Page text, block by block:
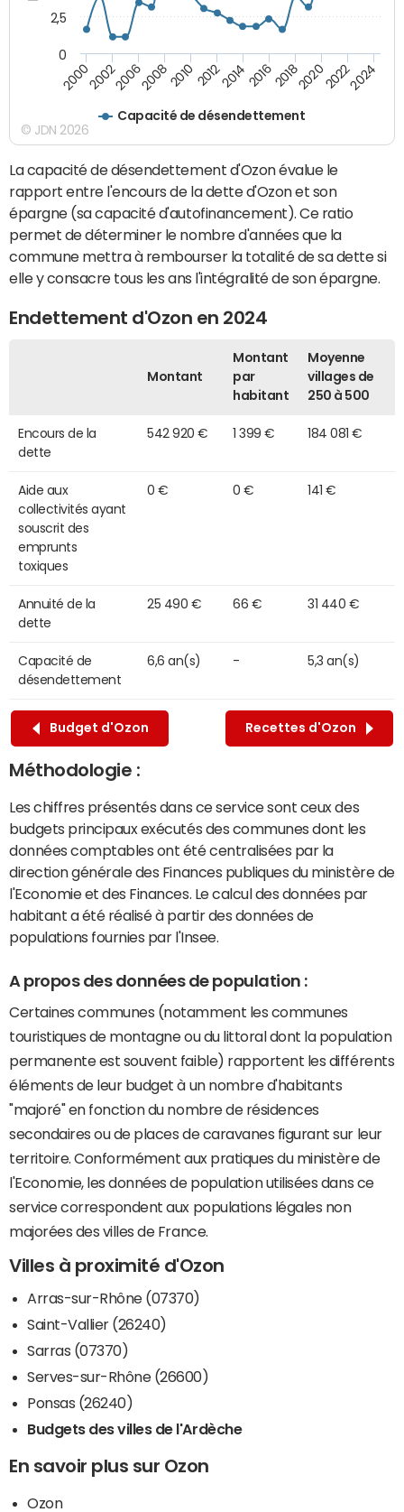
Capacité de désendettement
20002002200620082010 2012201420162018202020222024
0
2,5
© JDN 2026
La capacité de désendettement d'Ozon évalue le
rapport entre l'encours de la dette d'Ozon et son
épargne (sa capacité d'autofinancement). Ce ratio
permet de déterminer le nombre d'années que la
commune mettra à rembourser la totalité de sa dette si
elle y consacre tous les ans l'intégralité de son épargne.
Endettement d'Ozon en 2024
Montant
Montant
par
habitant
Moyenne
villages de
250 à 500
Encours de la
dette
542 920 € 1 399 € 184 081 €
Aide aux
collectivités ayant
souscrit des
emprunts
toxiques
0 € 0 € 141 €
Annuité de la
dette
25 490 € 66 € 31 440 €
Capacité de
désendettement
6,6 an(s) - 5,3 an(s)
Budget d'Ozon Recettes d'Ozon
Méthodologie :
Les chiffres présentés dans ce service sont ceux des
budgets principaux exécutés des communes dont les
données comptables ont été centralisées par la
direction générale des Finances publiques du ministère de
l'Economie et des Finances. Le calcul des données par
habitant a été réalisé à partir des données de
populations fournies par l'Insee.
A propos des données de population :
Certaines communes (notamment les communes
touristiques de montagne ou du littoral dont la population
permanente est souvent faible) rapportent les différents
éléments de leur budget à un nombre d'habitants
"majoré" en fonction du nombre de résidences
secondaires ou de places de caravanes figurant sur leur
territoire. Conformément aux pratiques du ministère de
l'Economie, les données de population utilisées dans ce
service correspondent aux populations légales non
majorées des villes de France.
Villes à proximité d'Ozon
Arras-sur-Rhône (07370)
Saint-Vallier (26240)
Sarras (07370)
Serves-sur-Rhône (26600)
Ponsas (26240)
Budgets des villes de l'Ardèche
En savoir plus sur Ozon
Ozon